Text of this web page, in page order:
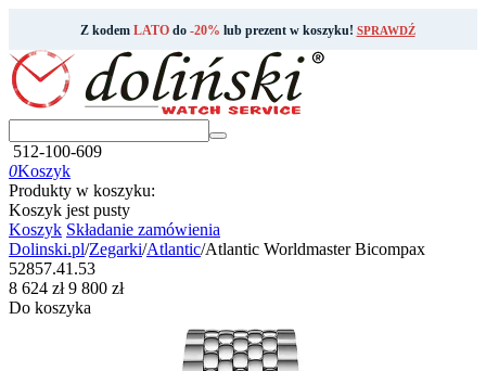
Z kodem LATOdo -20% lub prezent w koszyku! SPRAWDŹ
512-100-609
0Koszyk
Produkty w koszyku:
Koszyk jest pusty
Koszyk Składanie zamówienia
Dolinski.pl/Zegarki/Atlantic/Atlantic Worldmaster Bicompax
52857.41.53
‍8 624‍ zł ‍9 800‍ zł
Do koszyka